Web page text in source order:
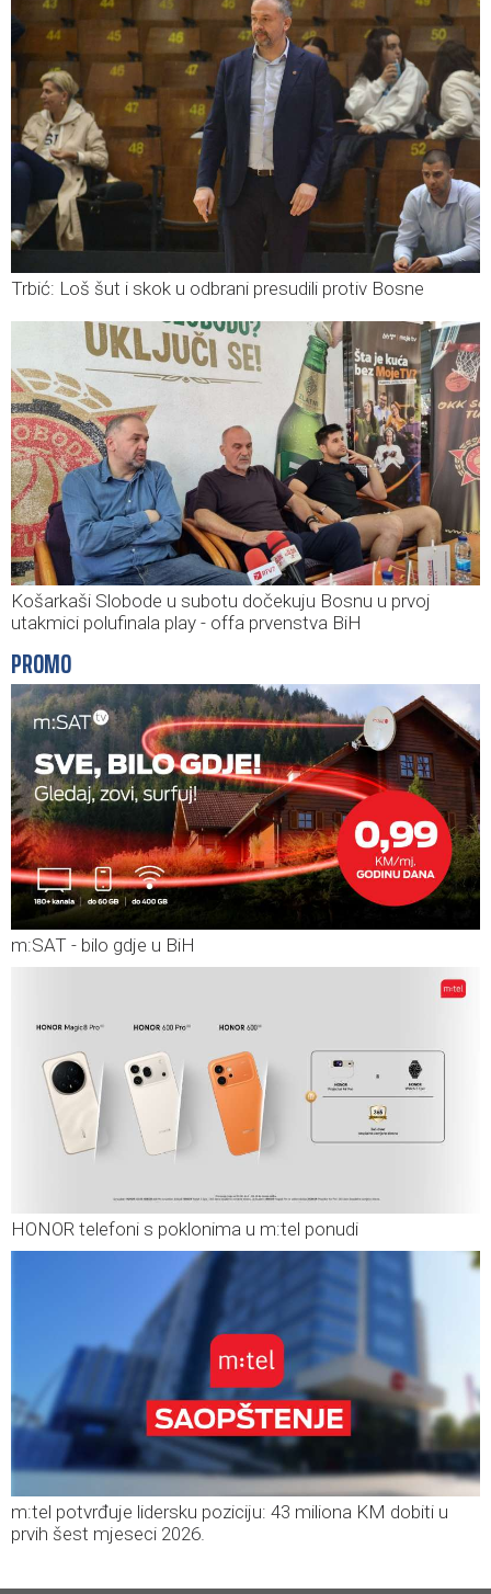
Trbić: Loš šut i skok u odbrani presudili protiv Bosne
Košarkaši Slobode u subotu dočekuju Bosnu u prvoj
utakmici polufinala play - offa prvenstva BiH
PROMO
m:SAT - bilo gdje u BiH
HONOR telefoni s poklonima u m:tel ponudi
m:tel potvrđuje lidersku poziciju: 43 miliona KM dobiti u
prvih šest mjeseci 2026.